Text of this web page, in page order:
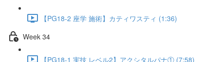
【PG18-2 座学 施術】カティワスティ (1:36)
Week 34
【PG18-1 実技 レベル2】アクシタルパナ① (7:58)